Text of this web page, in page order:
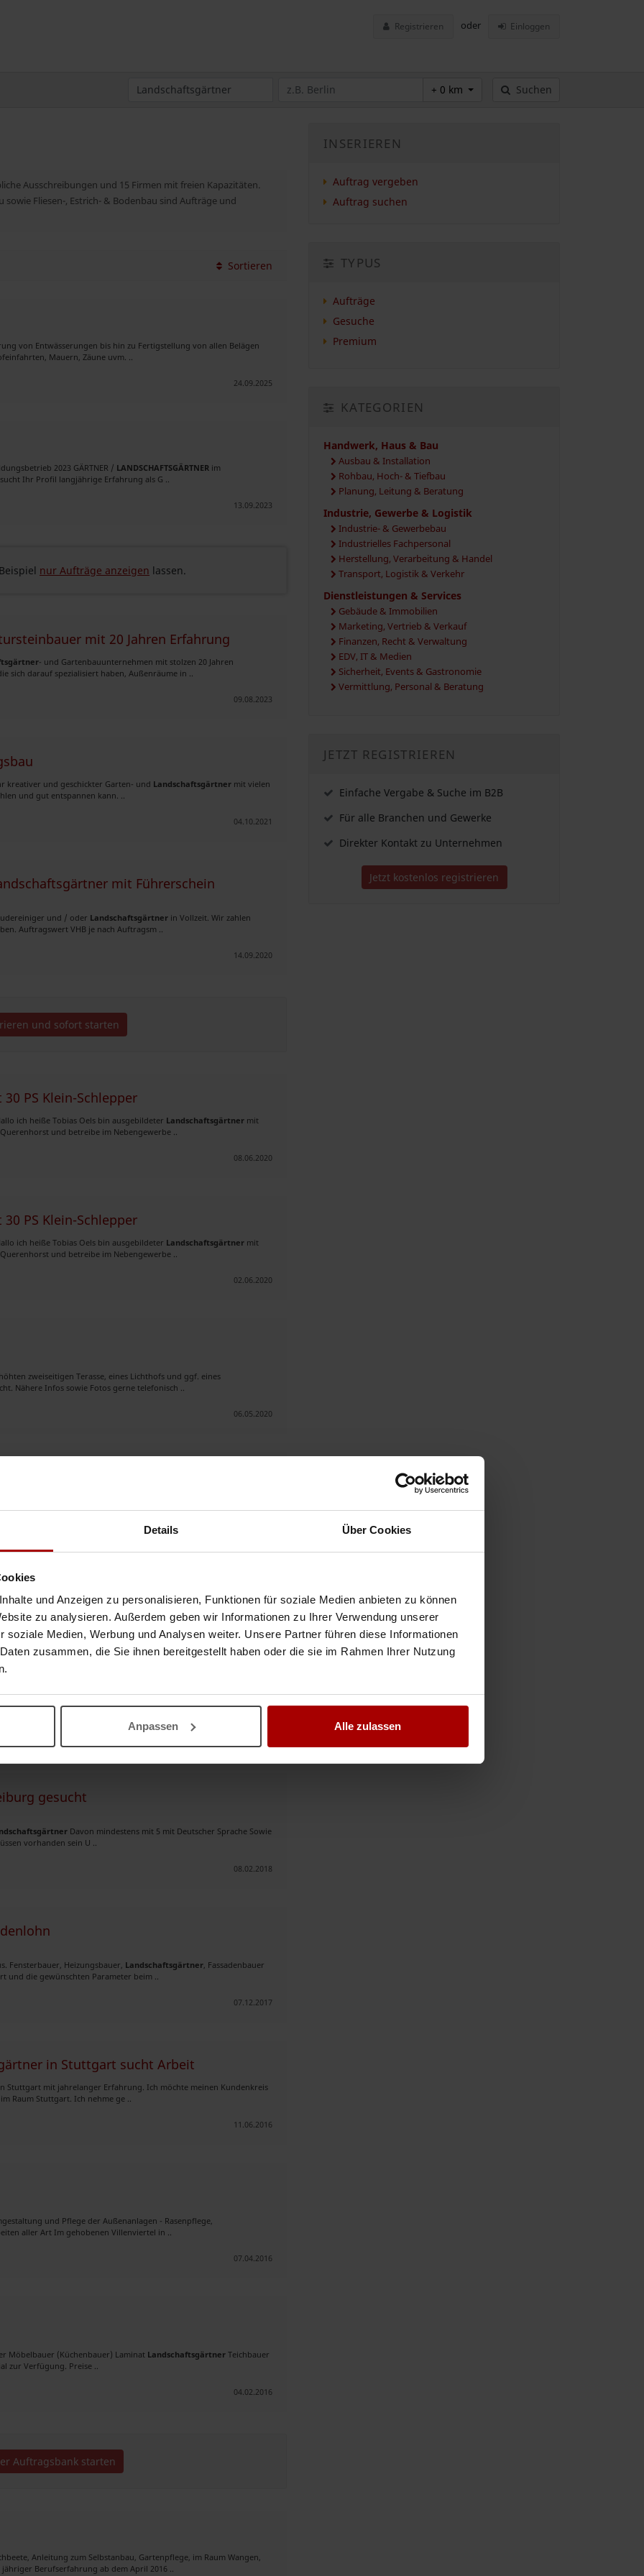
Details Über Cookies
und Anzeigen zu personalisieren, Funktionen für soziale Medien anbieten zu können
zu analysieren. Außerdem geben wir Informationen zu Ihrer Verwendung unserer
soziale Medien, Werbung und Analysen weiter. Unsere Partner führen diese Informationen
zusammen, die Sie ihnen bereitgestellt haben oder die sie im Rahmen Ihrer Nutzung
Anpassen Alle zulassen
Registrieren oder Einloggen
+ 0 km Suchen
Ausschreibungen und 15 Firmen mit freien Kapazitäten.
Fliesen-, Estrich- & Bodenbau sind Aufträge und
Sortieren
von Entwässerungen bis hin zu Fertigstellung von allen Belägen
Mauern, Zäune uvm. ..
24.09.2025
2023 GÄRTNER / LANDSCHAFTSGÄRTNER im
Ihr Profil langjährige Erfahrung als G ..
13.09.2023
nur Aufträge anzeigen lassen.
mit 20 Jahren Erfahrung
- und Gartenbauunternehmen mit stolzen 20 Jahren
sich darauf spezialisiert haben, Außenräume in ..
09.08.2023
kreativer und geschickter Garten- und Landschaftsgärtner mit vielen
und gut entspannen kann. ..
04.10.2021
mit Führerschein
und / oder Landschaftsgärtner in Vollzeit. Wir zahlen
Auftragswert VHB je nach Auftragsm ..
14.09.2020
und sofort starten
PS Klein-Schlepper
ich heiße Tobias Oels bin ausgebildeter Landschaftsgärtner mit
und betreibe im Nebengewerbe ..
08.06.2020
PS Klein-Schlepper
ich heiße Tobias Oels bin ausgebildeter Landschaftsgärtner mit
und betreibe im Nebengewerbe ..
02.06.2020
zweiseitigen Terasse, eines Lichthofs und ggf. eines
Nähere Infos sowie Fotos gerne telefonisch ..
06.05.2020
Aufträge
und geschickter Garten- und
und gut entspannen kann. ..
Teams motivierte und leidenschaftlicheLandschaftsgärtner oder
Bauvorhaben sind größtenteil f ..
Suchauftrag speichern
gesucht
Davon mindestens mit 5 mit Deutscher Sprache Sowie
vorhanden sein U ..
08.02.2018
Fensterbauer, Heizungsbauer, Landschaftsgärtner , Fassadenbauer
und die gewünschten Parameter beim ..
07.12.2017
in Stuttgart sucht Arbeit
Stuttgart mit jahrelanger Erfahrung. Ich möchte meinen Kundenkreis
Raum Stuttgart. Ich nehme ge ..
11.06.2016
und Pflege der Außenanlagen - Rasenpflege,
aller Art Im gehobenen Villenviertel in ..
07.04.2016
Möbelbauer (Küchenbauer) Laminat Landschaftsgärtner Teichbauer
zur Verfügung. Preise ..
04.02.2016
Auftragsbank starten
Anleitung zum Selbstanbau, Gartenpflege, im Raum Wangen,
jähriger Berufserfahrung ab dem April 2016 ..
INSERIEREN
Auftrag vergeben
Auftrag suchen
TYPUS
Aufträge
Gesuche
Premium
KATEGORIEN
Handwerk, Haus & Bau
Ausbau & Installation
Rohbau, Hoch- & Tiefbau
Planung, Leitung & Beratung
Industrie, Gewerbe & Logistik
Industrie- & Gewerbebau
Industrielles Fachpersonal
Herstellung, Verarbeitung & Handel
Transport, Logistik & Verkehr
Dienstleistungen & Services
Gebäude & Immobilien
Marketing, Vertrieb & Verkauf
Finanzen, Recht & Verwaltung
EDV, IT & Medien
Sicherheit, Events & Gastronomie
Vermittlung, Personal & Beratung
JETZT REGISTRIEREN
Einfache Vergabe & Suche im B2B
Für alle Branchen und Gewerke
Direkter Kontakt zu Unternehmen
Jetzt kostenlos registrieren